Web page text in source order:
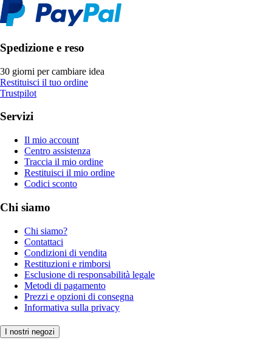
Spedizione e reso
30 giorni per cambiare idea
Restituisci il tuo ordine
Trustpilot
Servizi
Il mio account
Centro assistenza
Traccia il mio ordine
Restituisci il mio ordine
Codici sconto
Chi siamo
Chi siamo?
Contattaci
Condizioni di vendita
Restituzioni e rimborsi
Esclusione di responsabilità legale
Metodi di pagamento
Prezzi e opzioni di consegna
Informativa sulla privacy
I nostri negozi